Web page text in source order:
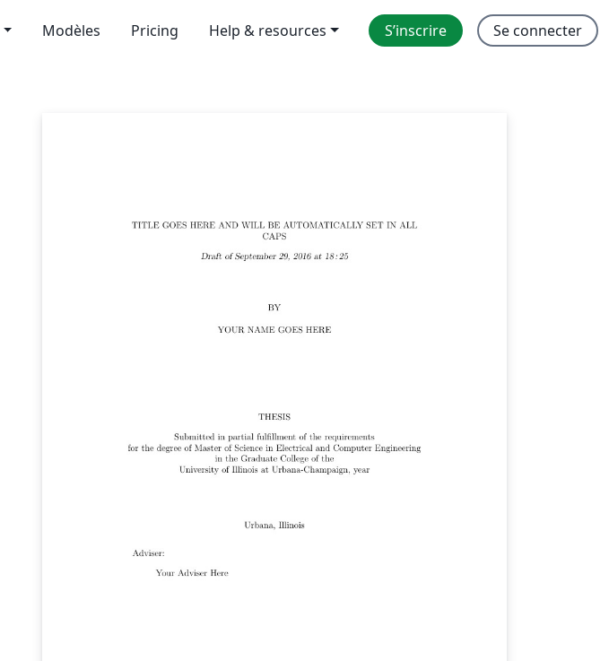
Modèles Pricing Help & resources S’inscrire Se connecter